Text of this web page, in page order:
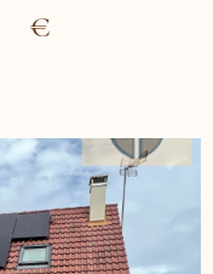
dégagement, coin
informations sur les
disponibles sur le
Les informations
sont disponibles
€